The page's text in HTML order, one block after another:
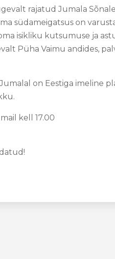
rajatud Jumala
südameigatsus on
isikliku kutsumuse ja
Püha Vaimu andides,
on Eestiga imeline
kell 17.00